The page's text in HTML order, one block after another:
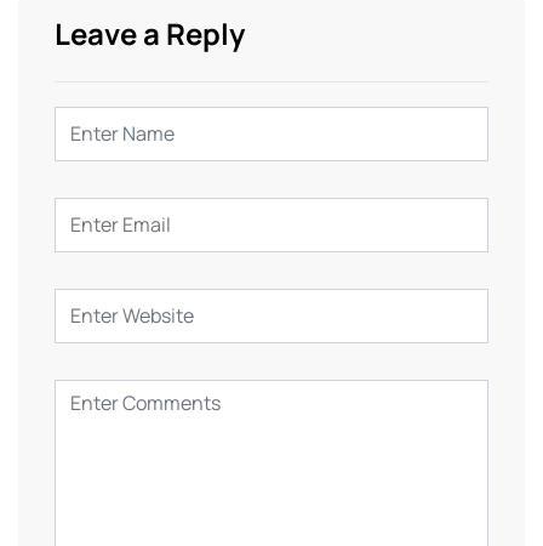
Leave a Reply